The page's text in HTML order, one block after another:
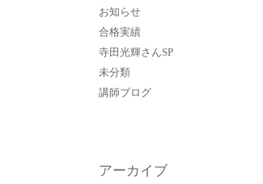
お知らせ
合格実績
寺田光輝さんSP
未分類
講師ブログ
アーカイブ